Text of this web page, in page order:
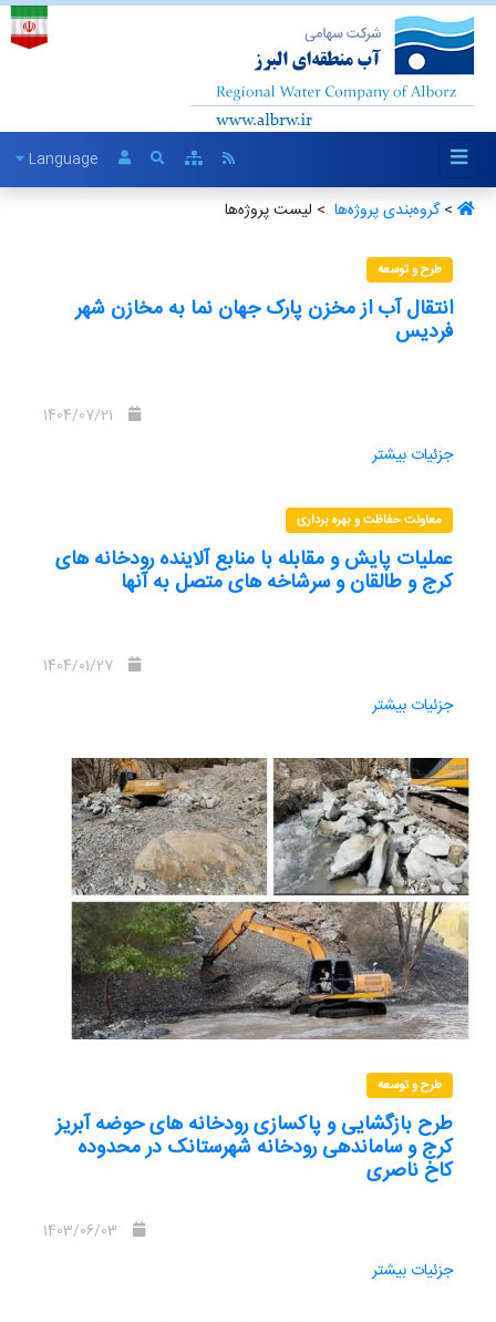
Language
>گروه‌بندی پروژه‌ها ‏ > لیست پروژه‌ها
طرح و توسعه
انتقال آب از مخزن پارک جهان نما به مخازن شهر
فردیس
جزئیات بیشتر
معاونت حفاظت و بهره برداری
عملیات پایش و مقابله با منابع آلاینده رودخانه های
کرج و طالقان و سرشاخه های متصل به آنها
جزئیات بیشتر
طرح و توسعه
طرح بازگشایی و پاکسازی رودخانه های حوضه آبریز
کرج و ساماندهی رودخانه شهرستانک در محدوده
کاخ ناصری
جزئیات بیشتر